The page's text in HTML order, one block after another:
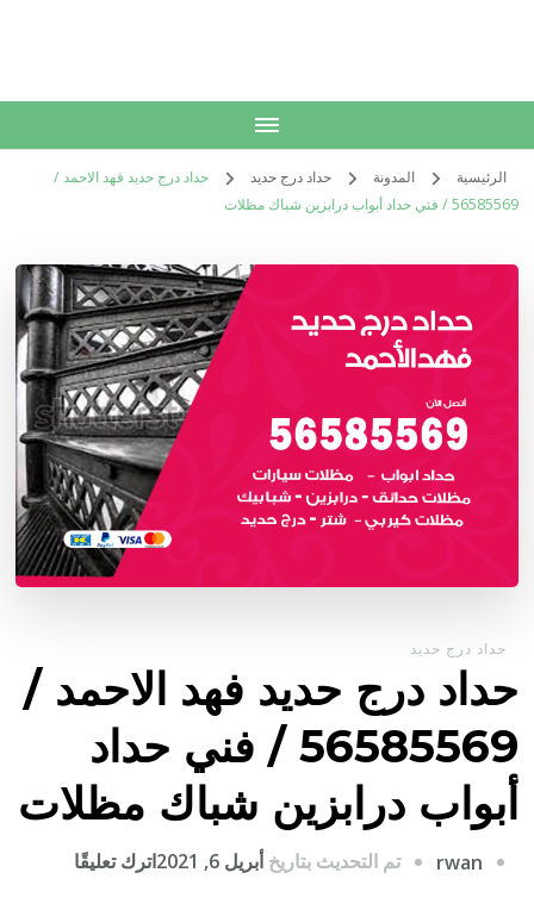
الرئيسية المدونة حداد درج حديد
حداد درج حديد فهد الاحمد /
56585569 / فني حداد أبواب درابزين شباك مظلات
حداد درج حديد
حداد درج حديد فهد الاحمد /
56585569 / فني حداد
أبواب درابزين شباك مظلات
rwan تم التحديث بتاريخأبريل 6, 2021 اترك تعليقًا